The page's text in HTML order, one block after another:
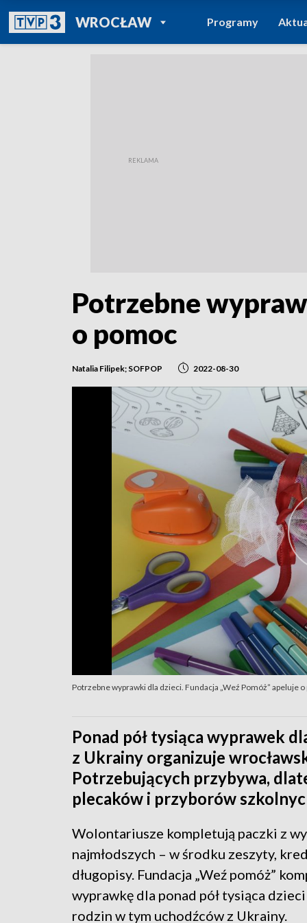
WROCŁAWPOWRÓT DO
TVP REGIONY
Programy
Potrzebne
o pomoc
Natalia Filipek; SOFPOP 2022-08-30
Potrzebne wyprawki dla dzieci. Fundacja „Weź Pomóż” apeluje
Ponad pół tysiąca wyprawek
z Ukrainy organizuje
Potrzebujących przybywa,
plecaków i przyborów
Wolontariusze kompletują paczki z
najmłodszych – w środku zeszyty,
długopisy. Fundacja „Weź pomóż”
wyprawkę dla ponad pół tysiąca
rodzin w tym uchodźców z Ukrainy.